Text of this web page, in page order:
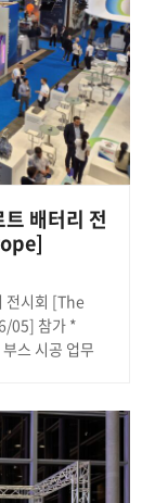
배터리 전
전시회 [The
05] 참가 *
스 시공 업무